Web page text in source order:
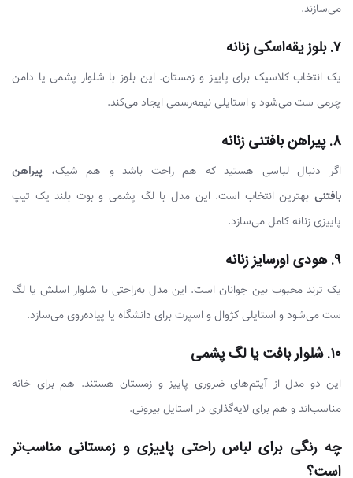
می‌سازند.
۷. بلوز یقه‌اسکی زنانه
یک انتخاب کلاسیک برای پاییز و زمستان. این بلوز با شلوار پشمی یا دامن
چرمی ست می‌شود و استایلی نیمه‌رسمی ایجاد می‌کند.
۸. پیراهن بافتنی زنانه
اگر دنبال لباسی هستید که هم راحت باشد و هم شیک، پیراهن
بافتنی بهترین انتخاب است. این مدل با لگ پشمی و بوت بلند یک تیپ
پاییزی زنانه کامل می‌سازد.
۹. هودی اورسایز زنانه
یک ترند محبوب بین جوانان است. این مدل به‌راحتی با شلوار اسلش یا لگ
ست می‌شود و استایلی کژوال و اسپرت برای دانشگاه یا پیاده‌روی می‌سازد.
۱۰. شلوار بافت یا لگ پشمی
این دو مدل از آیتم‌های ضروری پاییز و زمستان هستند. هم برای خانه
مناسب‌اند و هم برای لایه‌گذاری در استایل بیرونی.
چه رنگی برای لباس راحتی پاییزی و زمستانی مناسب‌تر
است؟